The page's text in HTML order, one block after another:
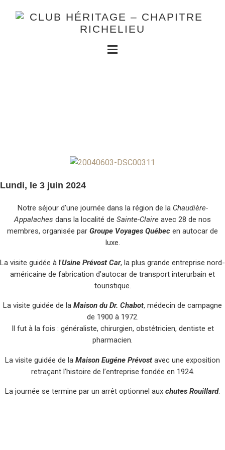
Lundi, le 3 juin 2024
Notre séjour d’une journée dans la région de la Chaudière-
Appalaches dans la localité de Sainte-Claire avec 28 de nos
membres, organisée par Groupe Voyages Québec en autocar de
luxe.
La visite guidée à l’Usine Prévost Car, la plus grande entreprise nord-
américaine de fabrication d’autocar de transport interurbain et
touristique.
La visite guidée de la Maison du Dr. Chabot, médecin de campagne
de 1900 à 1972.
Il fut à la fois : généraliste, chirurgien, obstétricien, dentiste et
pharmacien.
La visite guidée de la Maison Eugéne Prévost avec une exposition
retraçant l’histoire de l’entreprise fondée en 1924.
La journée se termine par un arrêt optionnel aux chutes Rouillard.